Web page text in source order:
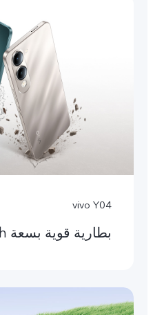
vivo Y04
بطارية قوية بسعة 6000mAh